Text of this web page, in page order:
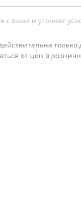
вами и уточнят
от цен в